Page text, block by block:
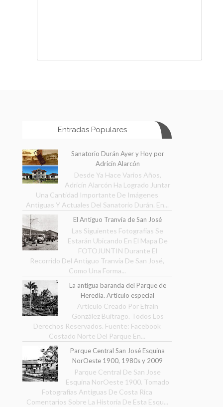
Entradas Populares
Sanatorio Durán Ayer y Hoy por
Adricín Alarcón
Desde Ya Hace Varios Años,
Adricín Alarcón Ha Logrado Juntar
Una Cantidad Importante De Imágenes
Antiguas Y Actuales Del Sanatorio Durán. En...
El Antiguo Tranvía de San José
Las Siguientes Fotografías Se
Estarán Ubicando En El Mapa De
FOTOJUNTIN Durante El
Recorrido Del Antiguo Tranvía De San José,
Como Una Forma...
La antigua baranda del Parque de
Heredia. Artículo especial
Artículo Creado Por Efraín
González Buitrago. Todos Los
Derechos Reservados. Fuente: Facebook
Costado Norte Del Parque En...
Parque Central San José Esquina
NorOeste 1900, 1980s y 2009
Parque Central De San Jose
Esquina NorOeste 1900. Tomado
Fotografías Antiguas De Costa Rica
Comentarios Sobre La Historia De Esta Esqu...